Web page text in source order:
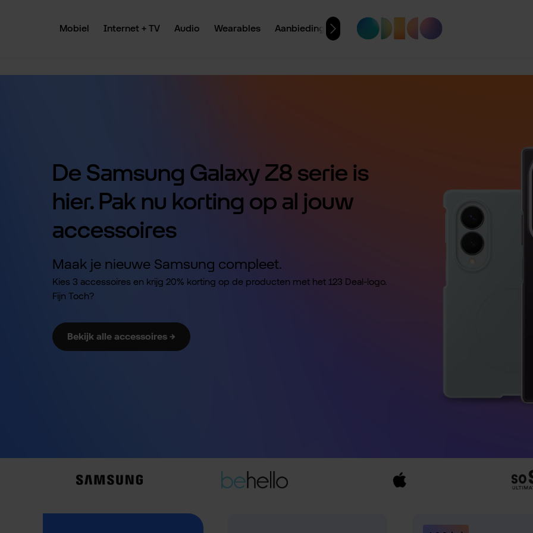
Mobiel
Internet + TV Audio Wearables Aanbiedingen
De Samsung Galaxy Z8 serie is
hier. Pak nu korting op al jouw
accessoires
Maak je nieuwe Samsung compleet.
Kies 3 accessoires en krijg 20% korting op de producten met het 123 Deal-logo.
Fijn Toch?
Bekijk alle accessoires →